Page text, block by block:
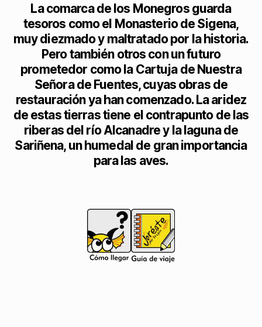
La comarca de los Monegros guarda
tesoros como el Monasterio de Sigena,
muy diezmado y maltratado por la historia.
Pero también otros con un futuro
prometedor como la Cartuja de Nuestra
Señora de Fuentes, cuyas obras de
restauración ya han comenzado. La aridez
de estas tierras tiene el contrapunto de las
riberas del río Alcanadre y la laguna de
Sariñena, un humedal de gran importancia
para las aves.